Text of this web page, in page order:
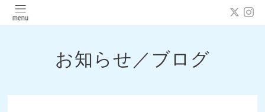
お知らせ／ブログ